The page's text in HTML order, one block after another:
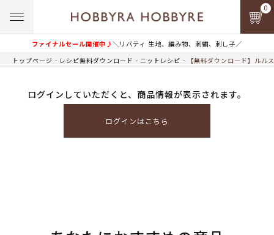
ファイナルセール開催中♪＼リバティ 生地、編み物、刺繍、刺し子／
0
トップページ レシピ無料ダウンロード ニットレシピ 【無料ダウンロード】ルル
ログインしていただくと、商品情報が表示されます。
ログインはこちら